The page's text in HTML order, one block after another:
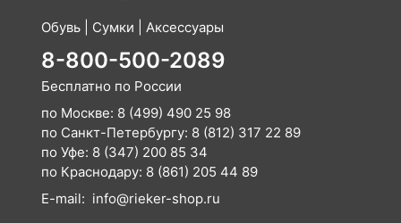
по Москве:
8 (499) 490 25 98
по Санкт-Петербургу:8 (812) 317 22 89
по Уфе:
8 (347) 200 85 34
по Краснодару:
E-mail:
info@rieker-shop.ru
Помощь